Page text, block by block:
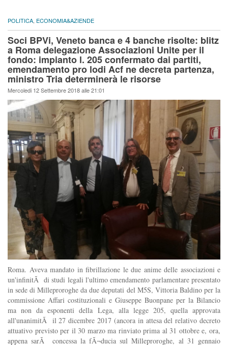
POLITICA ECONOMIA&AZIENDE
Soci BPVi, Veneto banca e 4 banche risolte: blitz
a Roma delegazione Associazioni Unite per il
fondo: impianto l. 205 confermato dai partiti,
emendamento pro lodi Acf ne decreta partenza,
ministro Tria determinerà le risorse
Mercoledi 12 Settembre 2018 alle 21:01
Roma. Aveva mandato in fibrillazione le due anime delle associazioni e
un'infinitÃ di studi legali l'ultimo emendamento parlamentare presentato
in sede di Milleproroghe da due deputati del M5S, Vittoria Baldino per la
commissione Affari costituzionali e Giuseppe Buonpane per la Bilancio
ma non da esponenti della Lega, alla legge 205, quella approvata
all'unanimitÃ il 27 dicembre 2017 (ancora in attesa del relativo decreto
attuativo previsto per il 30 marzo ma rinviato prima al 31 ottobre e, ora,
appena sarÃ concessa la fÃ¬ducia sul Milleproroghe, al 31 gennaio